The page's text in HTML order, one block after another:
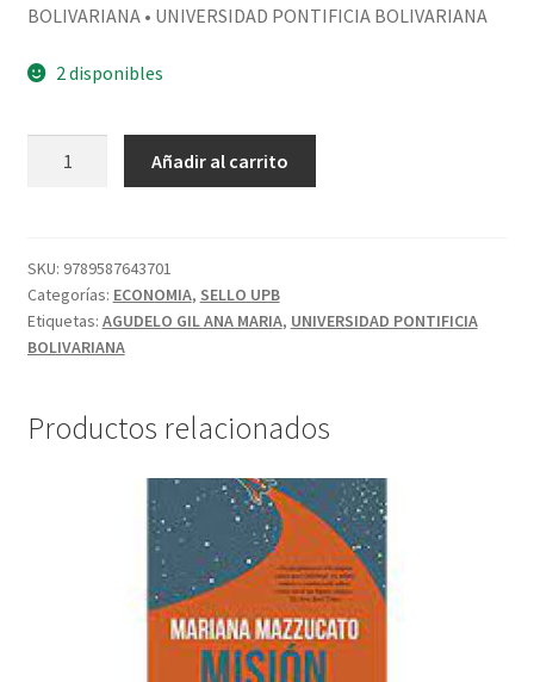
BOLIVARIANA • UNIVERSIDAD PONTIFICIA BOLIVARIANA
2 disponibles
Añadir al carrito
SKU: 9789587643701
Categorías: ECONOMIA, SELLO UPB
Etiquetas: AGUDELO GIL ANA MARIA, UNIVERSIDAD PONTIFICIA
BOLIVARIANA
Productos relacionados